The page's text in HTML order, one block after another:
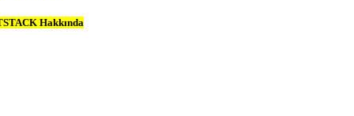
Hakkında